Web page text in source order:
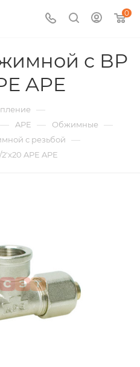
0
с ВР
APE
—
— APE — Обжимные —
с резьбой —
APE APE